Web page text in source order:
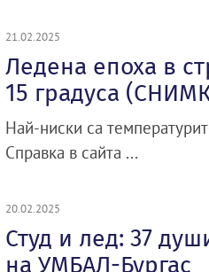
21.02.2025
Ледена епоха в
15 градуса
Най-ниски са
Справка в сайта ...
20.02.2025
Студ и лед: 37
на УМБАЛ-Бургас